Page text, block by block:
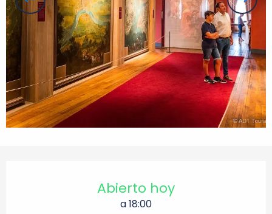
Abierto hoy
a 18:00